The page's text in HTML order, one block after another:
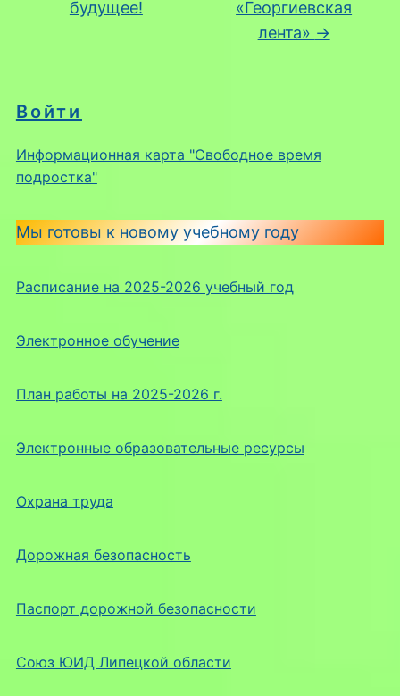
Войти
Информационная карта "Свободное время
подростка"
Мы готовы к новому учебному году
Расписание на 2025-2026 учебный год
Электронное обучение
План работы на 2025-2026 г.
Электронные образовательные ресурсы
Охрана труда
Дорожная безопасность
Паспорт дорожной безопасности
Союз ЮИД Липецкой области
будущее!
«Георгиевская
лента» →